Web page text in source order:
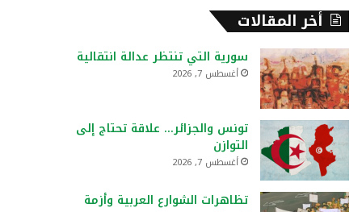
أخر المقالات
سورية التي تنتظر عدالة انتقالية
أغسطس 7, 2026
تونس والجزائر… علاقة تحتاج إلى
التوازن
أغسطس 7, 2026
تظاهرات الشوارع العربية وأزمة